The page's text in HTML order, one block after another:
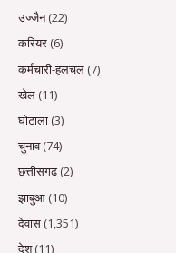
उज्जैन(22)
करियर (6)
कर्मचारी-हलचल (7)
खेल (11)
घोटाला (3)
चुनाव(74)
छत्तीसगढ़(2)
झाबुआ (10)
देवास (1,351)
देश(11)